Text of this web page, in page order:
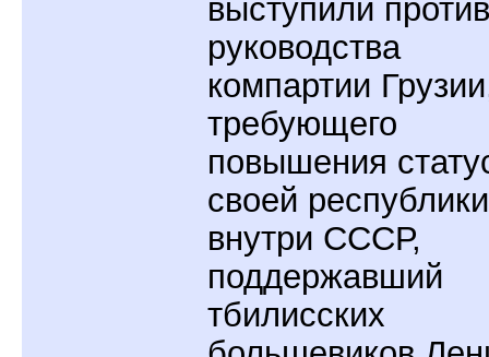
выступили против
руководства
компартии
требующего
повышения
своей республики
внутри СССР,
поддержавший
тбилисских